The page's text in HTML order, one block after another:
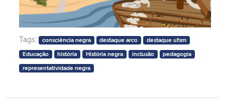
Tags: consciência negra destaque arco
destaque ufsm
Educação
história História negra inclusão
pedagogia
representatividade negra